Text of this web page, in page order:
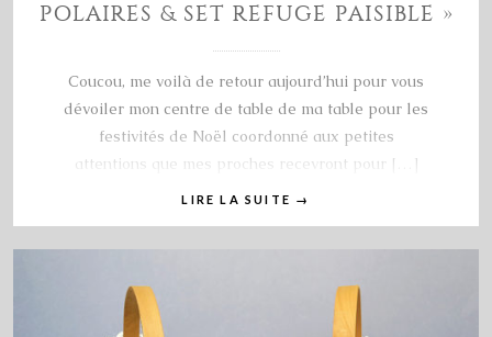
POLAIRES & SET REFUGE PAISIBLE »
Coucou, me voilà de retour aujourd’hui pour vous
dévoiler mon centre de table de ma table pour les
festivités de Noël coordonné aux petites
attentions que mes proches recevront pour […]
LIRE LA SUITE →